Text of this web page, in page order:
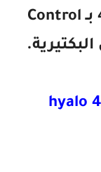
تسمية هذا النوع من هيالو 4 بـ Control
- سعر كريم هيالو 4 كنترول hyalo 4